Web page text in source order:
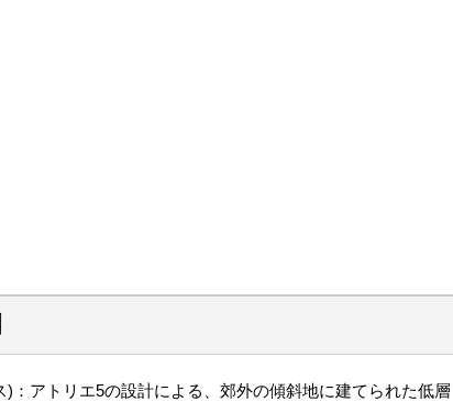
)：アトリエ5の設計による、郊外の傾斜地に建てられた低層